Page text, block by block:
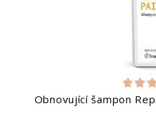
Obnovující šampon